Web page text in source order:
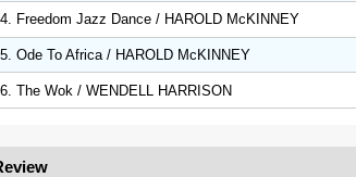
Freedom Jazz Dance / HAROLD McKINNEY
Ode To Africa / HAROLD McKINNEY
The Wok / WENDELL HARRISON